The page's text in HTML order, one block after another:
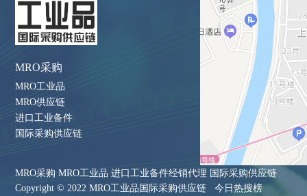
MRO采购
MRO工业品
MRO供应链
进口工业备件
国际采购供应链
MRO采购 MRO工业品 进口工业备件经销代理 国际采购供应链
Copyright © 2022 MRO工业品国际采购供应链今日热搜榜